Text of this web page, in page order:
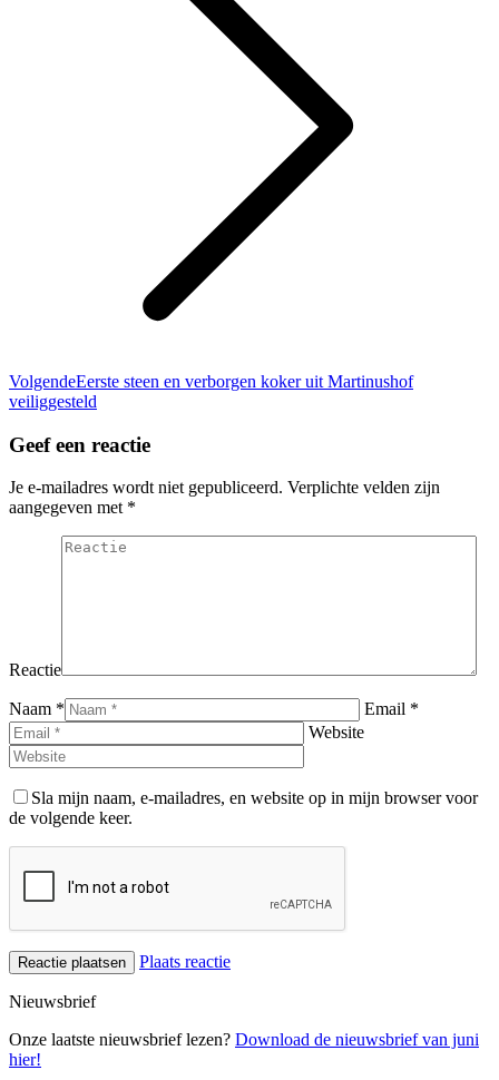
VolgendeVolgend
bericht
Eerste steen en verborgen koker uit Martinushof
veiliggesteld
Geef een reactie
Je e-mailadres wordt niet gepubliceerd. Verplichte velden zijn
aangegeven met *
Reactie
Naam *
Email *
Website
Sla mijn naam, e-mailadres, en website op in mijn browser voor
de volgende keer.
Plaats reactie
Nieuwsbrief
Onze laatste nieuwsbrief lezen? Download de nieuwsbrief van juni
hier!